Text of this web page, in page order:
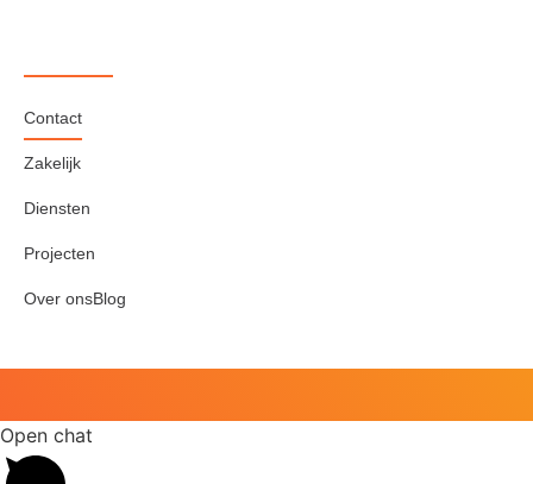
Contact
Zakelijk
Diensten
Projecten
Over onsBlog
Open chat